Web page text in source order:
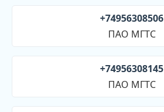
+74956308506
ПАО МГТС
+74956308145
ПАО МГТС